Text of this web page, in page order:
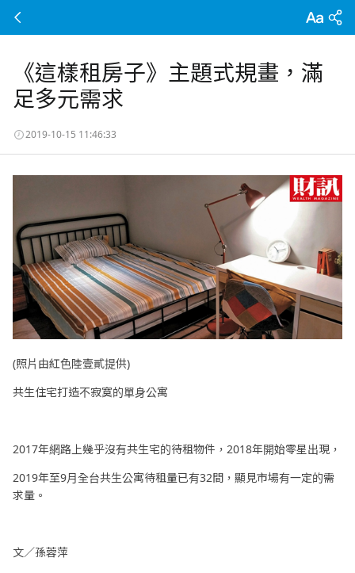
《這樣租房子》主題式規畫，滿
足多元需求
2019-10-15 11:46:33
(照片由紅色陸壹貳提供)
共生住宅打造不寂寞的單身公寓
2017年網路上幾乎沒有共生宅的待租物件，2018年開始零星出現，
2019年至9月全台共生公寓待租量已有32間，顯見市場有一定的需
求量。
文／孫蓉萍